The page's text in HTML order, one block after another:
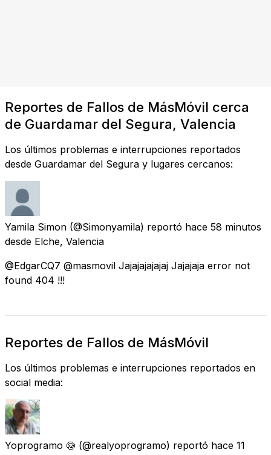
Reportes de Fallos de MásMóvil cerca
de Guardamar del Segura, Valencia
Los últimos problemas e interrupciones reportados
desde Guardamar del Segura y lugares cercanos:
Yamila Simon (@Simonyamila) reportó hace 58 minutos
desde Elche, Valencia
@EdgarCQ7 @masmovil Jajajajajajaj Jajajaja error not
found 404 !!!
Reportes de Fallos de MásMóvil
Los últimos problemas e interrupciones reportados en
social media:
Yoprogramo 🍥 (@realyoprogramo) reportó hace 11